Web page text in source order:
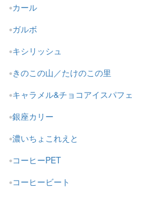
カール
ガルボ
キシリッシュ
きのこの山／たけのこの里
キャラメル&チョコアイスパフェ
銀座カリー
濃いちょこれえと
コーヒーPET
コーヒービート